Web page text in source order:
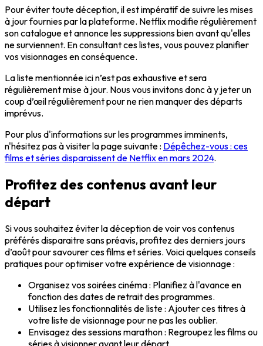
Pour éviter toute déception, il est impératif desuivre les mises
à jourfournies par la plateforme. Netflix modifie régulièrement
son catalogue et annonce les suppressions bien avant qu'elles
ne surviennent. En consultant ces listes, vous pouvez planifier
vos visionnages en conséquence.
La liste mentionnée ici n’est pas exhaustive et sera
régulièrement mise à jour. Nous vous invitons donc à y jeter un
coup d’œil régulièrement pour ne rien manquer des départs
imprévus.
Pour plus d'informations sur les programmes imminents,
n'hésitez pas à visiter la page suivante : Dépêchez-vous : ces
films et séries disparaissent de Netflix en mars 2024.
Profitez des contenus avant leur
départ
Si vous souhaitez éviter la déception de voir vos contenus
préférés disparaitre sans préavis, profitez des derniers jours
d’août pour savourer ces films et séries. Voici quelques conseils
pratiques pour optimiser votre expérience de visionnage :
Organisez vos soirées cinéma : Planifiez à l'avance en
fonction des dates de retrait des programmes.
Utilisez les fonctionnalités de liste : Ajouter ces titres à
votre liste de visionnage pour ne pas les oublier.
Envisagez des sessions marathon : Regroupez les films ou